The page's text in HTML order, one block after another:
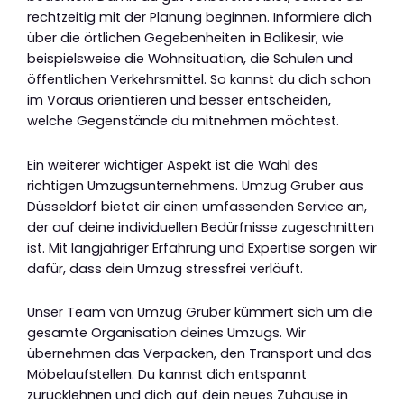
rechtzeitig mit der Planung beginnen. Informiere dich
über die örtlichen Gegebenheiten in Balikesir, wie
beispielsweise die Wohnsituation, die Schulen und
öffentlichen Verkehrsmittel. So kannst du dich schon
im Voraus orientieren und besser entscheiden,
welche Gegenstände du mitnehmen möchtest.
Ein weiterer wichtiger Aspekt ist die Wahl des
richtigen Umzugsunternehmens. Umzug Gruber aus
Düsseldorf bietet dir einen umfassenden Service an,
der auf deine individuellen Bedürfnisse zugeschnitten
ist. Mit langjähriger Erfahrung und Expertise sorgen wir
dafür, dass dein Umzug stressfrei verläuft.
Unser Team von Umzug Gruber kümmert sich um die
gesamte Organisation deines Umzugs. Wir
übernehmen das Verpacken, den Transport und das
Möbelaufstellen. Du kannst dich entspannt
zurücklehnen und dich auf dein neues Zuhause in